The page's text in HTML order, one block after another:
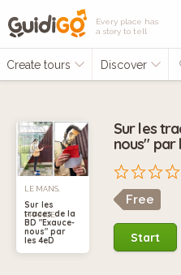
Every place has
a story to tell
Create tours Discover
LE MANS,
FRANCE
Sur les
traces de la
BD "Exauce-
nous" par
les 4eD
Sur les
nous" par
Free
Start